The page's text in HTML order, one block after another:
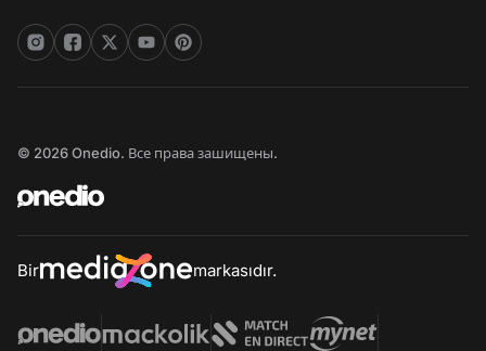
© 2026 Onedio. Все права зашищены.
Bir markasıdır.